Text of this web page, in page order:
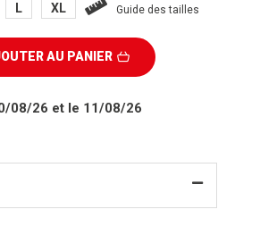
L XL Guide des tailles
AU PANIER
08/26 et le 11/08/26